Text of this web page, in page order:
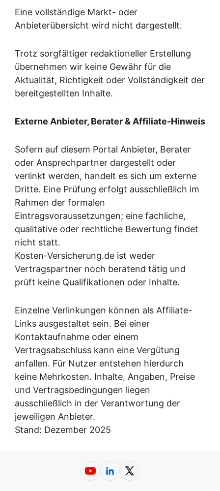
Eine vollständige Markt- oder
Anbieterübersicht wird nicht dargestellt.
Trotz sorgfältiger redaktioneller Erstellung
übernehmen wir keine Gewähr für die
Aktualität, Richtigkeit oder Vollständigkeit der
bereitgestellten Inhalte.
Externe Anbieter, Berater & Affiliate-Hinweis
Sofern auf diesem Portal Anbieter, Berater
oder Ansprechpartner dargestellt oder
verlinkt werden, handelt es sich um externe
Dritte. Eine Prüfung erfolgt ausschließlich im
Rahmen der formalen
Eintragsvoraussetzungen; eine fachliche,
qualitative oder rechtliche Bewertung findet
nicht statt.
Kosten-Versicherung.de ist weder
Vertragspartner noch beratend tätig und
prüft keine Qualifikationen oder Inhalte.
Einzelne Verlinkungen können als Affiliate-
Links ausgestaltet sein. Bei einer
Kontaktaufnahme oder einem
Vertragsabschluss kann eine Vergütung
anfallen. Für Nutzer entstehen hierdurch
keine Mehrkosten. Inhalte, Angaben, Preise
und Vertragsbedingungen liegen
ausschließlich in der Verantwortung der
jeweiligen Anbieter.
Stand: Dezember 2025
YouTube
LinkedInX (Twitter)